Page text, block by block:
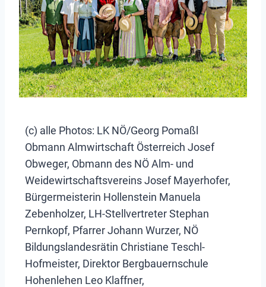
(c) alle Photos: LK NÖ/Georg Pomaßl
Obmann Almwirtschaft Österreich Josef
Obweger, Obmann des NÖ Alm- und
Weidewirtschaftsvereins Josef Mayerhofer,
Bürgermeisterin Hollenstein Manuela
Zebenholzer, LH-Stellvertreter Stephan
Pernkopf, Pfarrer Johann Wurzer, NÖ
Bildungslandesrätin Christiane Teschl-
Hofmeister, Direktor Bergbauernschule
Hohenlehen Leo Klaffner,